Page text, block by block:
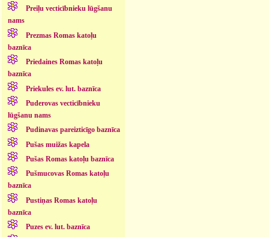
Preiļu vecticībnieku lūgšanu
nams
Prezmas Romas katoļu
baznīca
Priedaines Romas katoļu
baznīca
Priekules ev. lut. baznīca
Puderovas vecticībnieku
lūgšanu nams
Pudinavas pareizticīgo baznīca
Pušas muižas kapela
Pušas Romas katoļu baznīca
Pušmucovas Romas katoļu
baznīca
Pustiņas Romas katoļu
baznīca
Puzes ev. lut. baznīca